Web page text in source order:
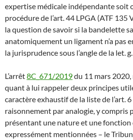
expertise médicale indépendante soit
procédure de l’art. 44 LPGA (ATF 135
la question de savoir si la bandelette
anatomiquement un ligament n’a pas
la jurisprudence sous l’angle de la let. g.
L’arrêt8C_671/2019du 11 mars
quant à lui rappeler deux principes
caractère exhaustif de la liste de l’art.
raisonnement par analogie, y compris
présentant une nature et une fonction
expressément mentionnées – le